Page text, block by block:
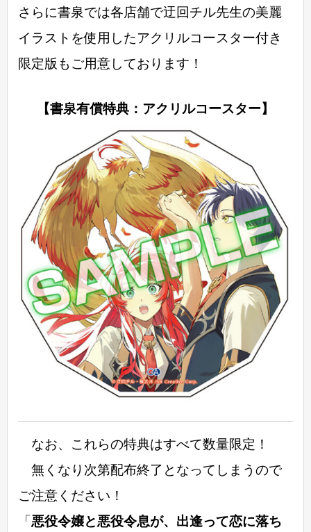
さらに書泉では各店舗で迂回チル先生の美麗
イラストを使用したアクリルコースター付き
限定版もご用意しております！
【書泉有償特典：アクリルコースター】
なお、これらの特典はすべて数量限定！
無くなり次第配布終了となってしまうので
ご注意ください！
「 悪役令嬢と悪役令息が、出逢って恋に落ち